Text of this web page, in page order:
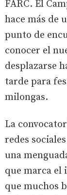
FARC. El
hace más de
punto de
conocer el
desplazarse
tarde para
milongas.
La
redes
una
que marca el
que muchos